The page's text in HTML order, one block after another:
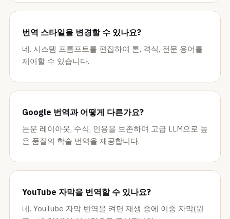
번역 스타일을 변경할 수 있나요?
네. 시스템 프롬프트를 편집하여 톤, 격식, 전문 용어를
제어할 수 있습니다.
Google 번역과 어떻게 다른가요?
논문 레이아웃, 수식, 인용을 보존하며 고급 LLM으로 높
은 품질의 학술 번역을 제공합니다.
YouTube 자막을 번역할 수 있나요?
네. YouTube 자막 번역을 켜면 재생 중에 이중 자막(원